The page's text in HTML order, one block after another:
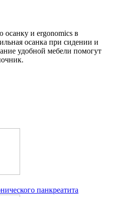
и ergonomics в
осанка при сидении и
удобной мебели помогут
панкреатита